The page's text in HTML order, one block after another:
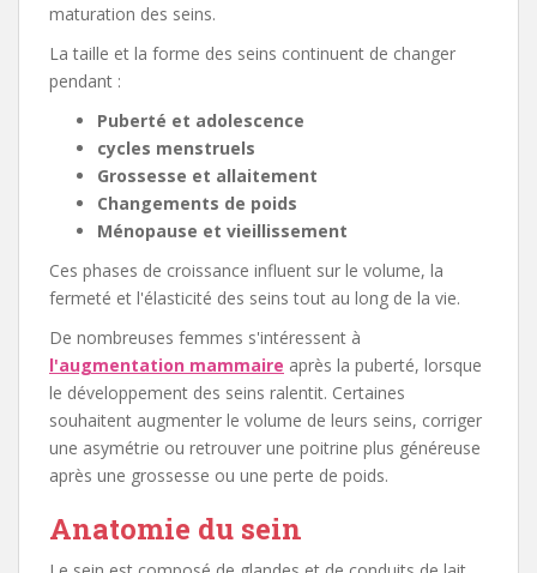
maturation des seins.
La taille et la forme des seins continuent de changer
pendant :
Puberté et adolescence
cycles menstruels
Grossesse et allaitement
Changements de poids
Ménopause et vieillissement
Ces phases de croissance influent sur le volume, la
fermeté et l'élasticité des seins tout au long de la vie.
De nombreuses femmes s'intéressent à
l'augmentation mammaire après la puberté, lorsque
le développement des seins ralentit. Certaines
souhaitent augmenter le volume de leurs seins, corriger
une asymétrie ou retrouver une poitrine plus généreuse
après une grossesse ou une perte de poids.
Anatomie du sein